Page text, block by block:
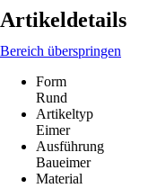
Artikeldetails
Bereich überspringen
Form
Rund
Artikeltyp
Eimer
Ausführung
Baueimer
Material